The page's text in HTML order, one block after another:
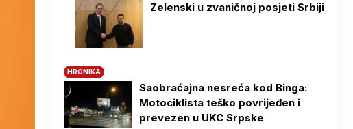
Zelenski u zvaničnoj posjeti Srbiji
HRONIKA
Saobraćajna nesreća kod Binga:
Motociklista teško povrijeđen i
prevezen u UKC Srpske